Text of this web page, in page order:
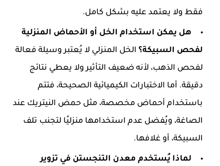
فقط ولا يعتمد عليه بشكل كامل.
هل يمكن استخدام الخل أو الأحماض المنزلية
لفحص السبيكة؟ الخل المنزلي لا يُعتبر وسيلة فعالة
لفحص الذهب، لأنه ضعيف التأثير ولا يعطي نتائج
دقيقة. أما الاختبارات الكيميائية الصحيحة، فتتم
باستخدام أحماض مخصصة، مثل حمض النيتريك عند
الصاغة، ويُفضل عدم استخدامها منزليًا لتجنب تلف
السبيكة، أو غلافها.
لماذا يُستخدم معدن التنجستن في تزوير